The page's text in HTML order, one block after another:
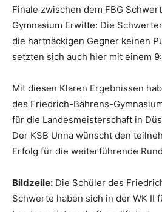
Finale zwischen dem FBG
Gymnasium Erwitte: Die
die hartnäckigen Gegner keinen
setzten sich auch hier mit einem
Mit diesen Klaren Ergebnissen
des Friedrich-Bährens-
für die Landesmeisterschaft in
Der KSB Unna wünscht den
Erfolg für die weiterführende
Bildzeile: Die Schüler des
Schwerte haben sich in der WK II